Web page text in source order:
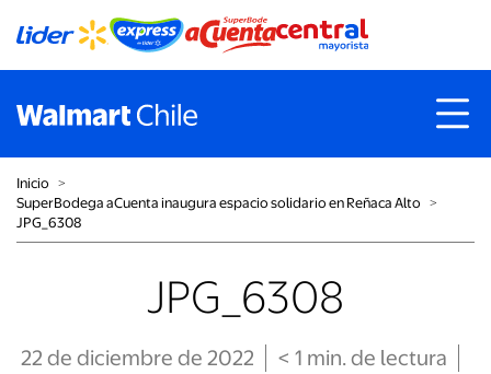
Inicio ˃
SuperBodega aCuenta inaugura espacio solidario en Reñaca Alto ˃
JPG_6308
JPG_6308
22 de diciembre de 2022 < 1 min. de lectura